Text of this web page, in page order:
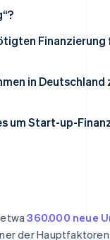
für die
Finanzierung
in Deutschland
um Start-up-
360.000 neue
der